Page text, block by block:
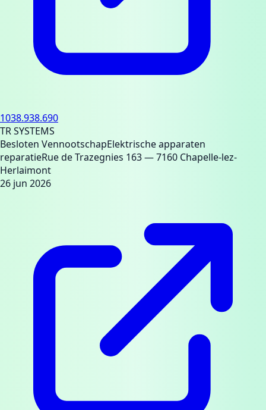
1038.938.690
TR SYSTEMS
Besloten VennootschapElektrische apparaten
reparatieRue de Trazegnies 163— 7160 Chapelle-lez-
Herlaimont
26 jun 2026